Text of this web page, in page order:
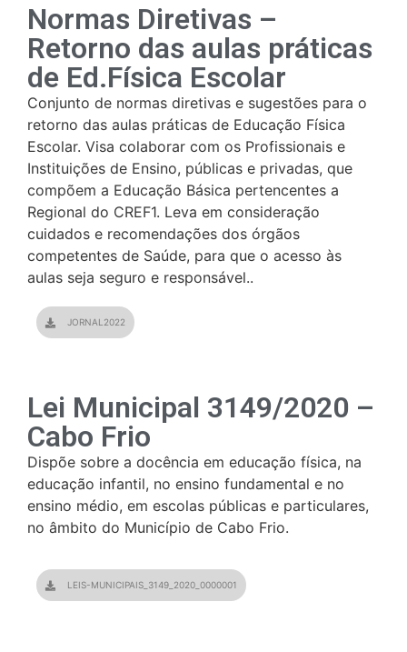
Normas Diretivas –
Retorno das aulas práticas
de Ed.Física Escolar
Conjunto de normas diretivas e sugestões para o
retorno das aulas práticas de Educação Física
Escolar. Visa colaborar com os Profissionais e
Instituições de Ensino, públicas e privadas, que
compõem a Educação Básica pertencentes a
Regional do CREF1. Leva em consideração
cuidados e recomendações dos órgãos
competentes de Saúde, para que o acesso às
aulas seja seguro e responsável..
JORNAL2022
Lei Municipal 3149/2020 –
Cabo Frio
Dispõe sobre a docência em educação física, na
educação infantil, no ensino fundamental e no
ensino médio, em escolas públicas e particulares,
no âmbito do Município de Cabo Frio.
LEIS-MUNICIPAIS_3149_2020_0000001